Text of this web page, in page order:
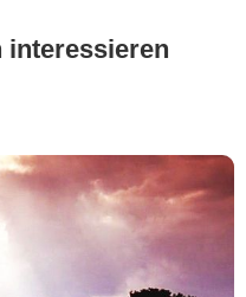
interessieren